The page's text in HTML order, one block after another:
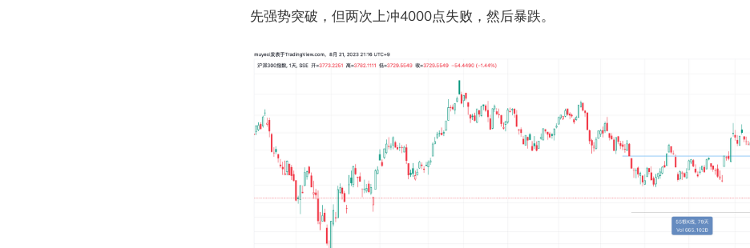
先强势突破，但两次上冲4000点失败，然后暴跌。